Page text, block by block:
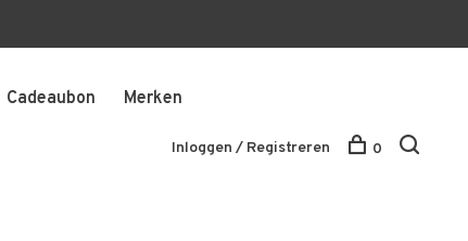
Cadeaubon Merken
Inloggen / Registreren 0